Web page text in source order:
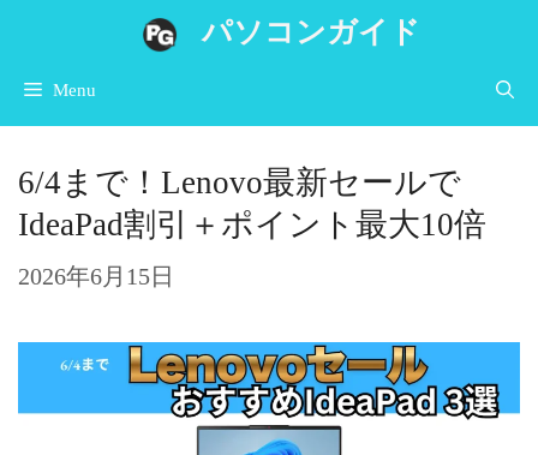
ツ
へ
ス
ッ
パソコンガイド
Menu
6/4まで！Lenovo最新セールで
IdeaPad割引＋ポイント最大10倍
2026年6月15日